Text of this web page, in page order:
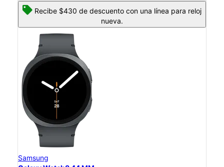
Recibe $430 de descuento con una línea para reloj
nueva.
Samsung